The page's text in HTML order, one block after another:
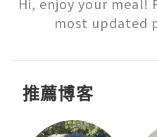
most updated
推薦博客